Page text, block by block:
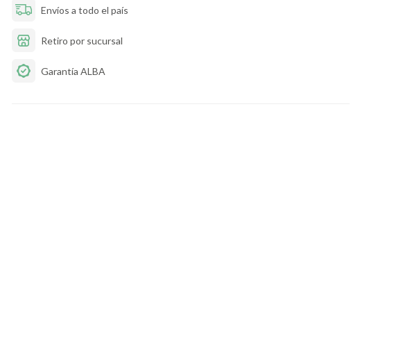
Envíos a todo el país
Retiro por sucursal
Garantía ALBA